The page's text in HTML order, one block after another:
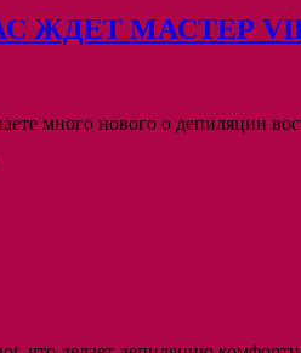
ЖДЕТ МАСТЕР
много нового о депиляции